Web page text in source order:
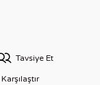
Tavsiye Et
Karşılaştır